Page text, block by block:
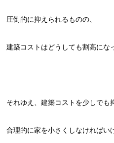
圧倒的に抑えられるものの、
建築コストはどうしても割高にな
それゆえ、建築コストを少しでも
合理的に家を小さくしなければい